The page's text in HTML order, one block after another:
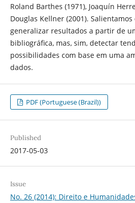
Roland Barthes (1971), Joaquín
Douglas Kellner (2001).
generalizar resultados a partir de
bibliográfica, mas, sim, detectar
possibilidades com base em uma
dados.
PDF (Portuguese (Brazil))
Published
2017-05-03
Issue
No. 26 (2014): Direito e